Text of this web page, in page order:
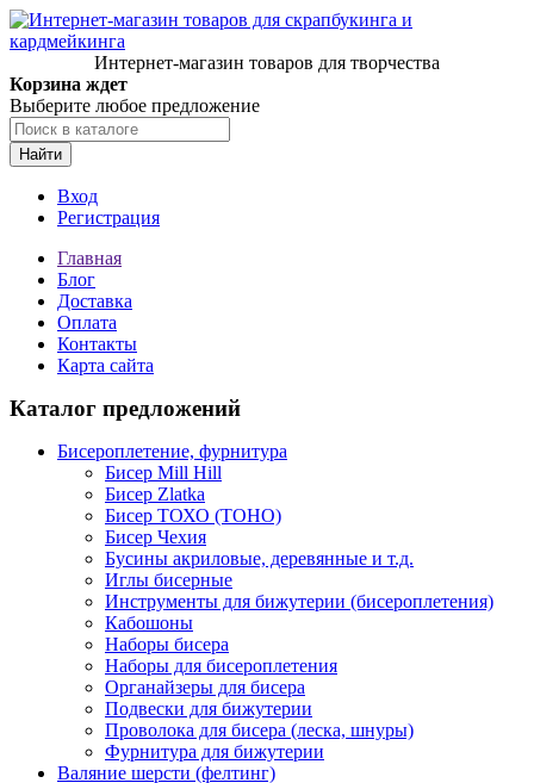
Интернет-магазин товаров для творчества
Корзина ждет
Выберите любое предложение
Найти
Вход
Регистрация
Главная
Блог
Доставка
Оплата
Контакты
Карта сайта
Каталог предложений
Бисероплетение, фурнитура
Бисер Mill Hill
Бисер Zlatka
Бисер ТОХО (TOHO)
Бисер Чехия
Бусины акриловые, деревянные и т.д.
Иглы бисерные
Инструменты для бижутерии (бисероплетения)
Кабошоны
Наборы бисера
Наборы для бисероплетения
Органайзеры для бисера
Подвески для бижутерии
Проволока для бисера (леска, шнуры)
Фурнитура для бижутерии
Валяние шерсти (фелтинг)